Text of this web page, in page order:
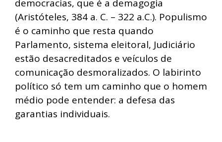
democracias, que é a demagogia
(Aristóteles, 384 a. C. – 322 a.C.). Populismo
é o caminho que resta quando
Parlamento, sistema eleitoral, Judiciário
estão desacreditados e veículos de
comunicação desmoralizados. O labirinto
político só tem um caminho que o homem
médio pode entender: a defesa das
garantias individuais.